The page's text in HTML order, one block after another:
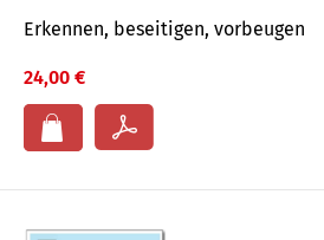
Erkennen, beseitigen, vorbeugen
24,00 €